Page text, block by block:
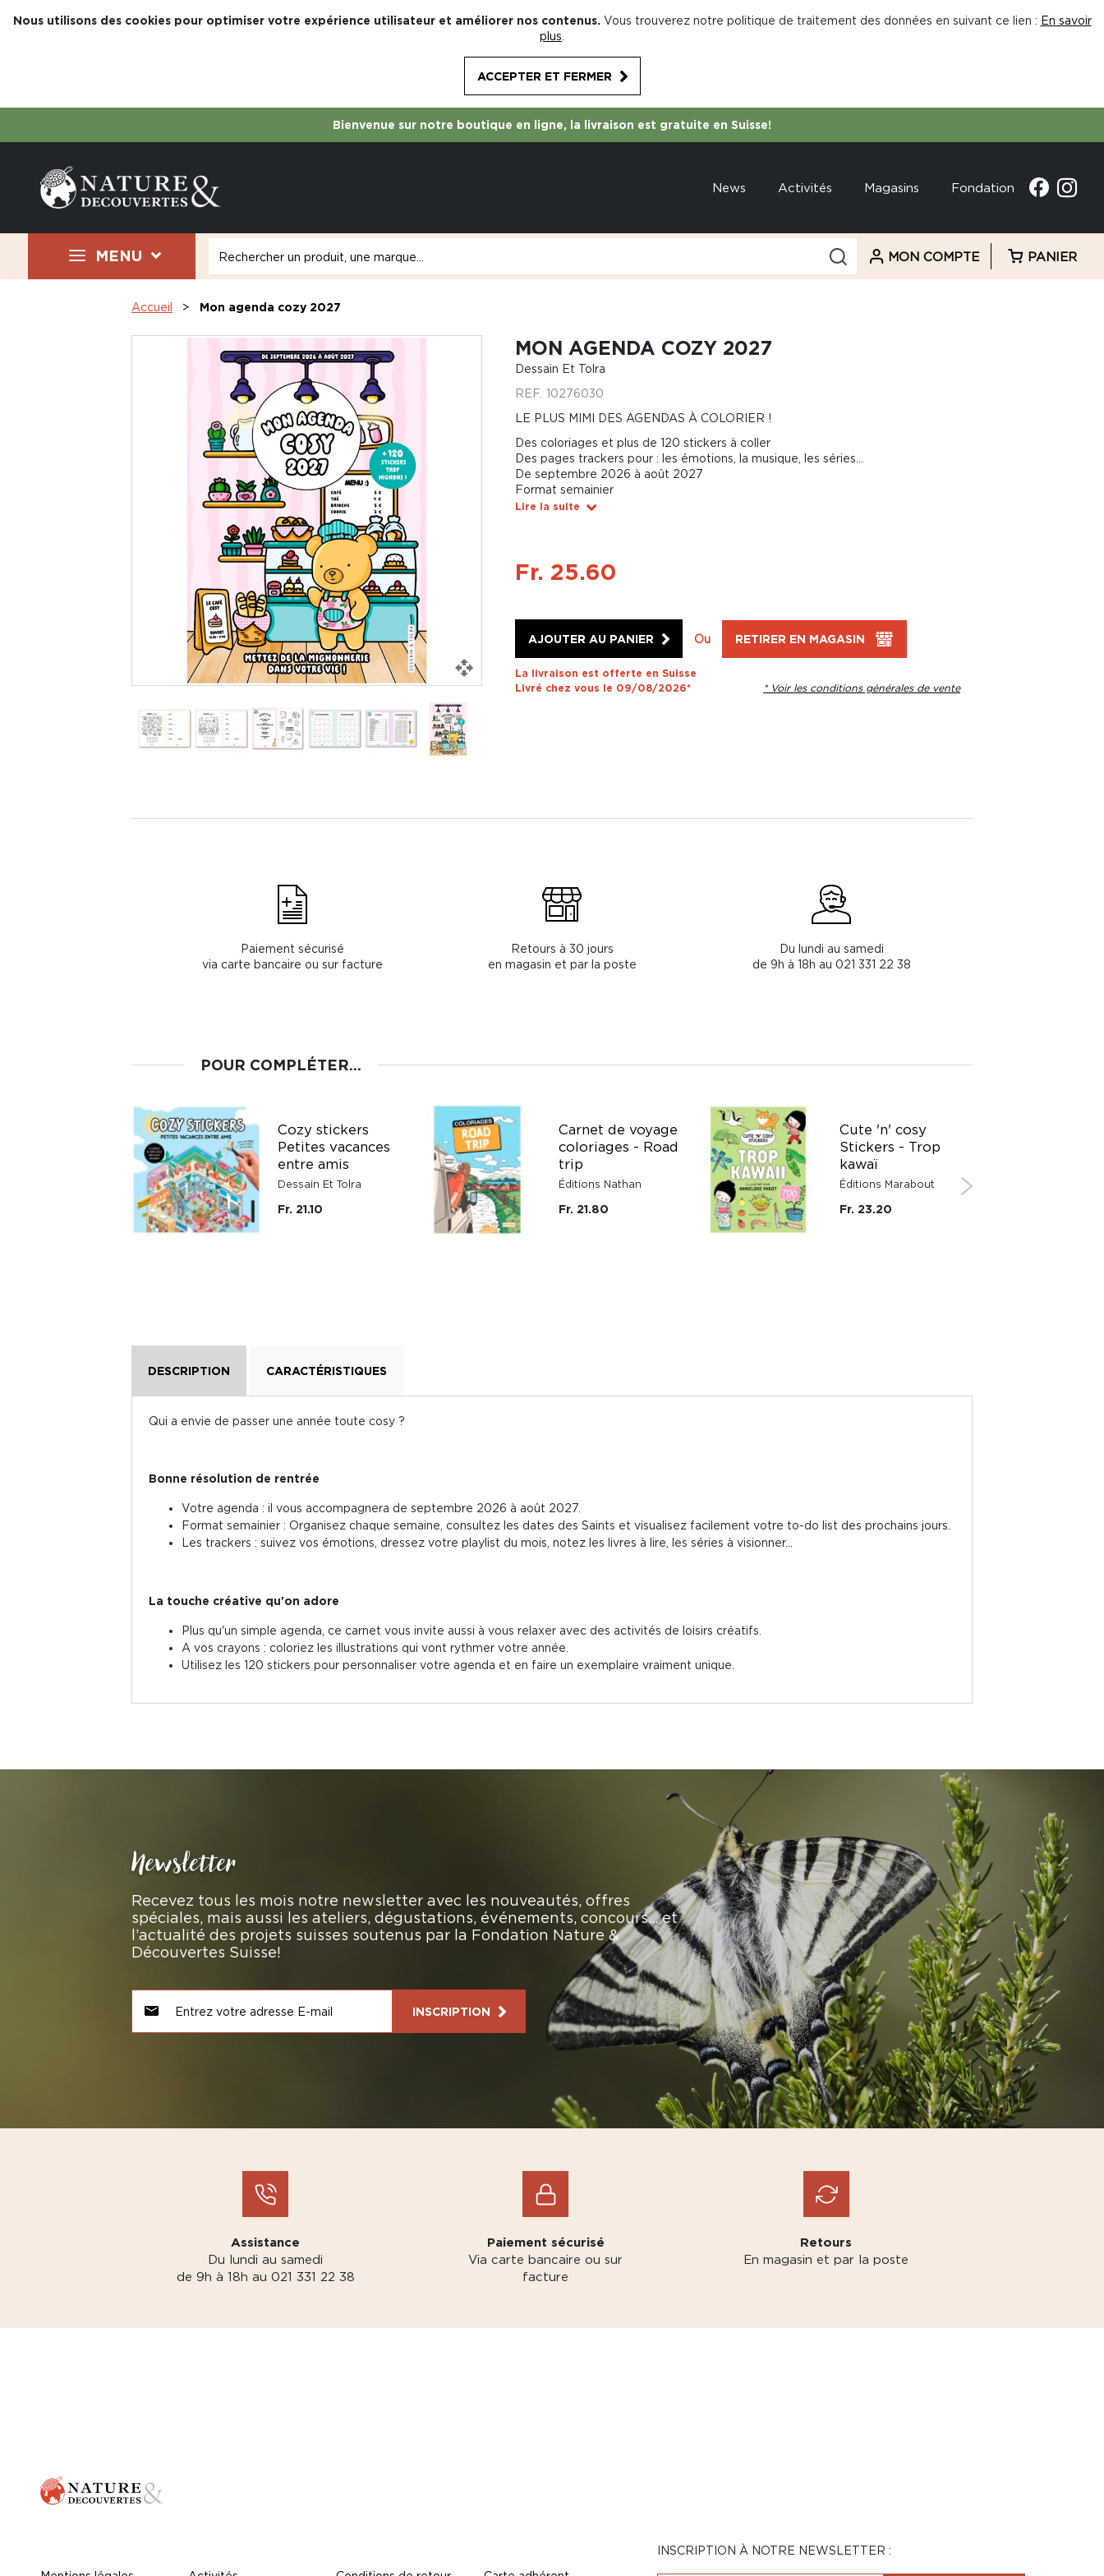
Nous utilisons des cookies pour optimiser votre expérience utilisateur et améliorer nos contenus. Vous trouverez notre politique de traitement des données en suivant ce lien : En savoir
plus
ACCEPTER ET FERMER
Bienvenue sur notre boutique en ligne, la livraison est gratuite en Suisse!
News Activités Magasins Fondation
MENU MON COMPTE PANIER
Accueil Mon agenda cozy 2027
MON AGENDA COZY 2027
Dessain Et Tolra
REF. 10276030
LE PLUS MIMI DES AGENDAS À COLORIER !
Des coloriages et plus de 120 stickers à coller
Des pages trackers pour : les émotions, la musique, les séries...
De septembre 2026 à août 2027
Format semainier
Lire la suite
Fr. 25.60
AJOUTER AU PANIER Ou RETIRER EN MAGASIN
La livraison est offerte en Suisse
Livré chez vous le 09/08/2026*
* Voir les conditions générales de vente
Paiement sécurisé
via carte bancaire ou sur facture
Retours à 30 jours
en magasin et par la poste
Du lundi au samedi
de 9h à 18h au 021 331 22 38
POUR COMPLÉTER...
Cozy stickers
Petites vacances
entre amis
Dessain Et Tolra
Fr. 21.10
Carnet de voyage
coloriages - Road
trip
Éditions Nathan
Fr. 21.80
Cute 'n' cosy
Stickers - Trop
kawaï
Éditions Marabout
Fr. 23.20
DESCRIPTION CARACTÉRISTIQUES
Qui a envie de passer une année toute cosy ?
Bonne résolution de rentrée
Votre agenda : il vous accompagnera de septembre 2026 à août 2027.
Format semainier : Organisez chaque semaine, consultez les dates des Saints et visualisez facilement votre to-do list des prochains jours.
Les trackers : suivez vos émotions, dressez votre playlist du mois, notez les livres à lire, les séries à visionner...
La touche créative qu'on adore
Plus qu'un simple agenda, ce carnet vous invite aussi à vous relaxer avec des activités de loisirs créatifs.
A vos crayons : coloriez les illustrations qui vont rythmer votre année.
Utilisez les 120 stickers pour personnaliser votre agenda et en faire un exemplaire vraiment unique.
Newsletter
Recevez tous les mois notre newsletter avec les nouveautés, offres
spéciales, mais aussi les ateliers, dégustations, événements, concours… et
l’actualité des projets suisses soutenus par la Fondation Nature &
Découvertes Suisse!
INSCRIPTION
Assistance
Du lundi au samedi
de 9h à 18h au 021 331 22 38
Paiement sécurisé
Via carte bancaire ou sur
facture
Retours
En magasin et par la poste
INSCRIPTION À NOTRE NEWSLETTER :